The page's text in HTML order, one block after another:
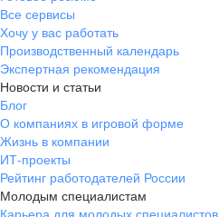
пер. Ланинский д. 4, офис 3.4
+7 423 202-33-28
pr@dv.hh.ru
Новосибирск
ул. Большевистская, д. 35,
помещение 21
+7 383 207-94-64
pr@nsk.hh.ru
Все сервисы
Хочу у вас работать
Производственный календарь
Экспертная рекомендация
Новости и статьи
Блог
О компаниях в игровой форме
Жизнь в компании
ИТ-проекты
Рейтинг работодателей России
Молодым специалистам